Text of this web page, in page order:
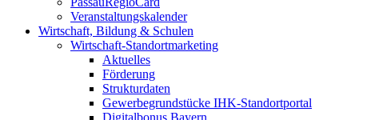
Veranstaltungskalender
Wirtschaft, Bildung & Schulen
Wirtschaft-Standortmarketing
Aktuelles
Förderung
Strukturdaten
Gewerbegrundstücke IHK-Standortportal
Digitalbonus Bayern